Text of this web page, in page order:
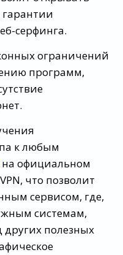
серфинга.
ограничений
программ,
к любым
на официальном
что позволит
сервисом, где,
системам,
полезных